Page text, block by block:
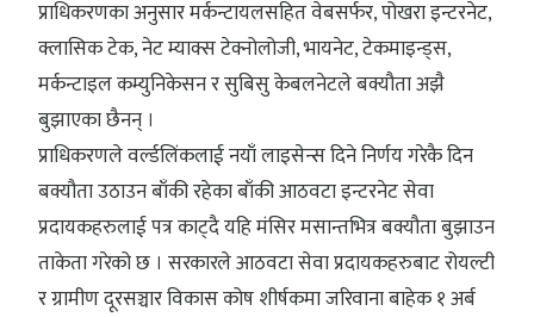
प्राधिकरणका अनुसार मर्कन्टायलसहित वेबसर्फर, पोखरा इन्टरनेट,
क्लासिक टेक, नेट म्याक्स टेक्नोलोजी, भायनेट, टेकमाइन्ड्स,
मर्कन्टाइल कम्युनिकेसन र सुबिसु केबलनेटले बक्यौता अझै
बुझाएका छैनन् ।
प्राधिकरणले वर्ल्डलिंकलाई नयाँ लाइसेन्स दिने निर्णय गरेकै दिन
बक्यौता उठाउन बाँकी रहेका बाँकी आठवटा इन्टरनेट सेवा
प्रदायकहरुलाई पत्र काट्दै यहि मंसिर मसान्तभित्र बक्यौता बुझाउन
ताकेता गरेको छ । सरकारले आठवटा सेवा प्रदायकहरुबाट रोयल्टी
र ग्रामीण दूरसञ्चार विकास कोष शीर्षकमा जरिवाना बाहेक १ अर्ब